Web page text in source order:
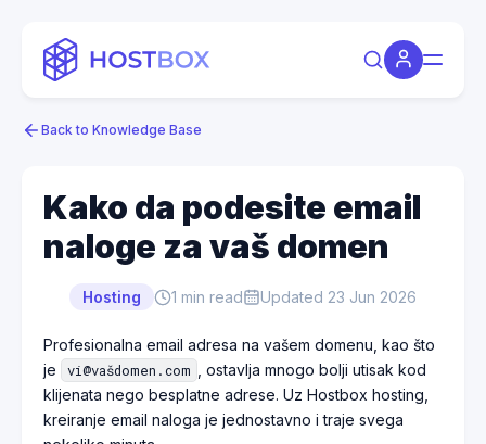
Back to Knowledge Base
Kako da podesite email
naloge za vaš domen
Hosting 1 min read Updated 23 Jun 2026
Profesionalna email adresa na vašem domenu, kao što
je
vi@vašdomen.com
, ostavlja mnogo bolji utisak kod
klijenata nego besplatne adrese. Uz Hostbox hosting,
kreiranje email naloga je jednostavno i traje svega